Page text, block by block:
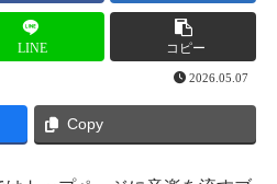
LINE コピー
2026.05.07
Copy